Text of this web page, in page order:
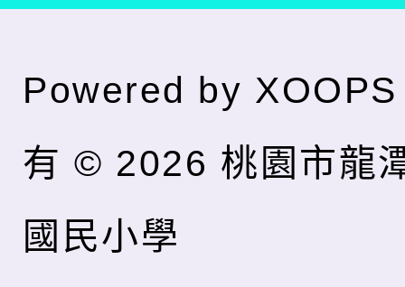
Powered by XOOPS
有 © 2026 桃園市龍
國民小學